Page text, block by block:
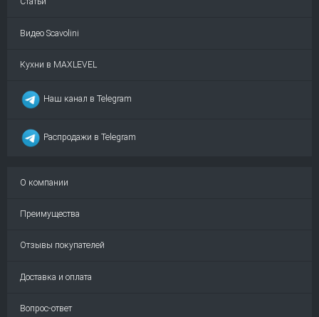
Видео Scavolini
Кухни в MAXLEVEL
Наш канал в Telegram
Распродажи в Telegram
О компании
Преимущества
Отзывы покупателей
Доставка и оплата
Вопрос-ответ